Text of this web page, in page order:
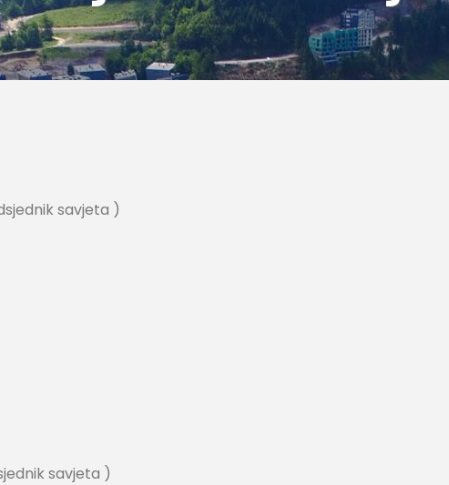
savjeta )
savjeta )